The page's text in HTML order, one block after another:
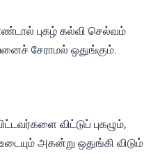
புகழ் கல்வி செல்வம்
சேராமல் ஒதுங்கும்.
விட்டுப் புகழும்,
அகன்று ஒதுங்கி விடும்